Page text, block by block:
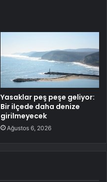
Yasaklar peş peşe geliyor:
Bir ilçede daha denize
girilmeyecek
Ağustos 6, 2026